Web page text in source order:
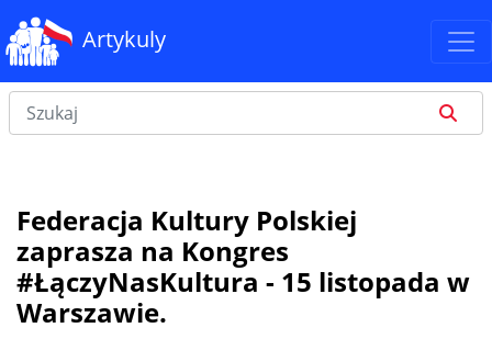
Artykuly
Federacja Kultury Polskiej
zaprasza na Kongres
#ŁączyNasKultura - 15 listopada w
Warszawie.